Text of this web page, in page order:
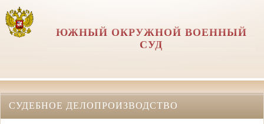
ЮЖНЫЙ ОКРУЖНОЙ ВОЕННЫЙ
СУД
СУДЕБНОЕ ДЕЛОПРОИЗВОДСТВО